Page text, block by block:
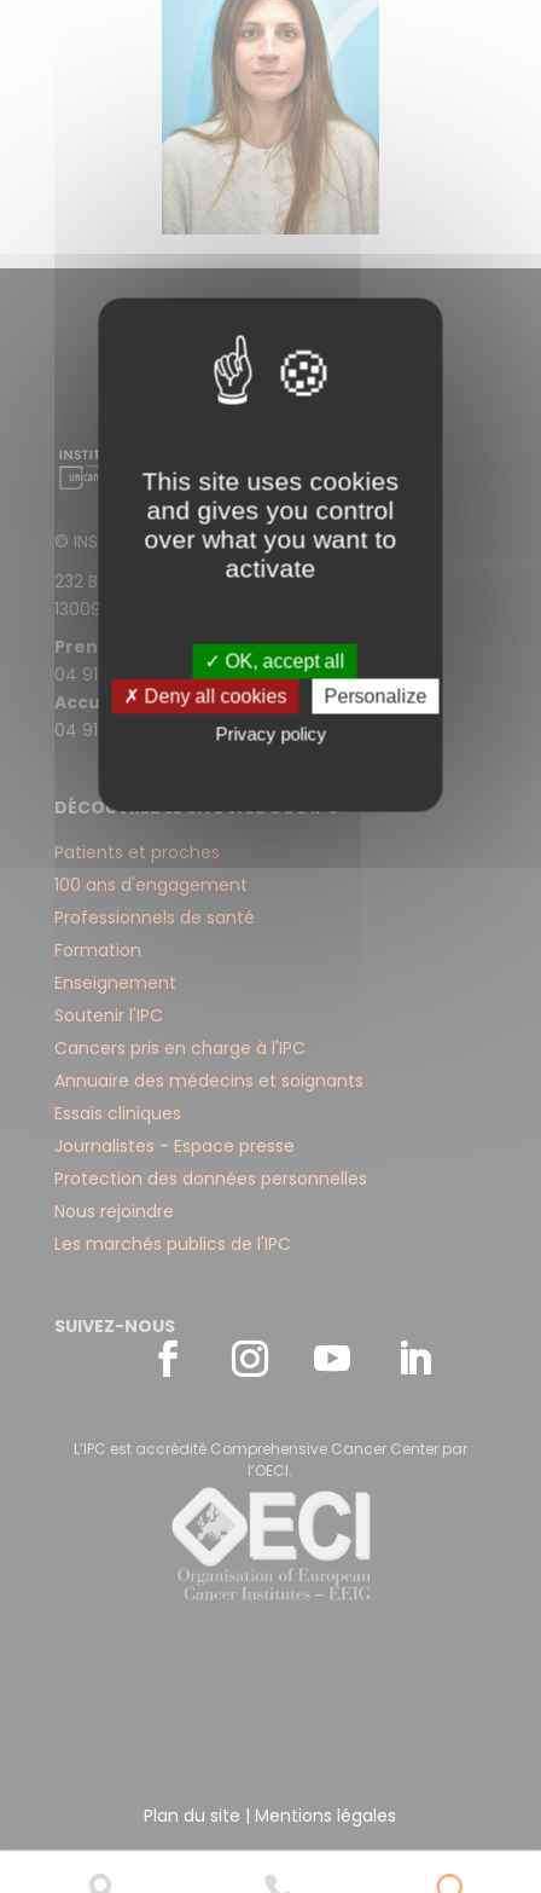
© INSTITUT PAOLI-CALMETTES
232 Boulevard de Sainte-Marguerite
13009 Marseille
Prendre rendez-vous
04 91 22 30 30
Accueil de l'IPC
04 91 22 33 33
DÉCOUVREZ LE SITE WEB DE L'IPC
Patients et proches
100 ans d'engagement
Professionnels de santé
Formation
Enseignement
Soutenir l'IPC
Cancers pris en charge à l'IPC
Annuaire des médecins et soignants
Essais cliniques
Journalistes - Espace presse
Protection des données personnelles
Nous rejoindre
Les marchés publics de l'IPC
SUIVEZ-NOUS
L’IPC est accrédité Comprehensive Cancer Center par
l’OECI.
Plan du site | Mentions légales
This site uses cookies
and gives you control
over what you want to
activate
✓ OK, accept all
✗ Deny all cookies
Personalize
Privacy policy